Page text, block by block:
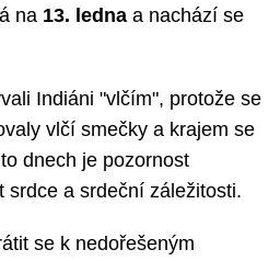
na 13. ledna a nachází se
Indiáni "vlčím", protože se
vlčí smečky a krajem se
dnech je pozornost
srdce a srdeční záležitosti.
se k nedořešeným